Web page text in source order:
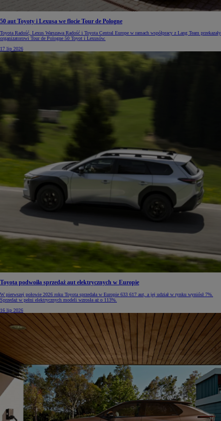
50 aut Toyoty i Lexusa we flocie Tour de Pologne
Toyota Radość, Lexus Warszawa Radość i Toyota Central Europe w ramach współpracy z Lang Team przekazały
organizatorowi Tour de Pologne 50 Toyot i Lexusów.
17 lip 2026
Toyota podwoiła sprzedaż aut elektrycznych w Europie
W pierwszej połowie 2026 roku Toyota sprzedała w Europie 633 617 aut, a jej udział w rynku wyniósł 7%.
Sprzedaż w pełni elektrycznych modeli wzrosła aż o 113%.
16 lip 2026